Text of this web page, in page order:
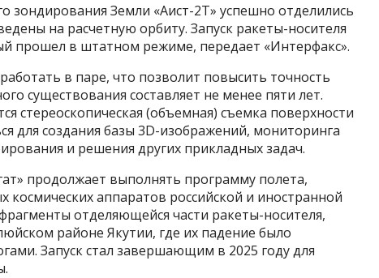
зондирования Земли «Аист-2Т» успешно отделились
на расчетную орбиту. Запуск ракеты-носителя
прошел в штатном режиме, передает «Интерфакс».
в паре, что позволит повысить точность
существования составляет не менее пяти лет.
стереоскопическая (объемная) съемка поверхности
для создания базы 3D-изображений, мониторинга
и решения других прикладных задач.
продолжает выполнять программу полета,
аппаратов российской и иностранной
отделяющейся части ракеты-носителя,
районе Якутии, где их падение было
Запуск стал завершающим в 2025 году для